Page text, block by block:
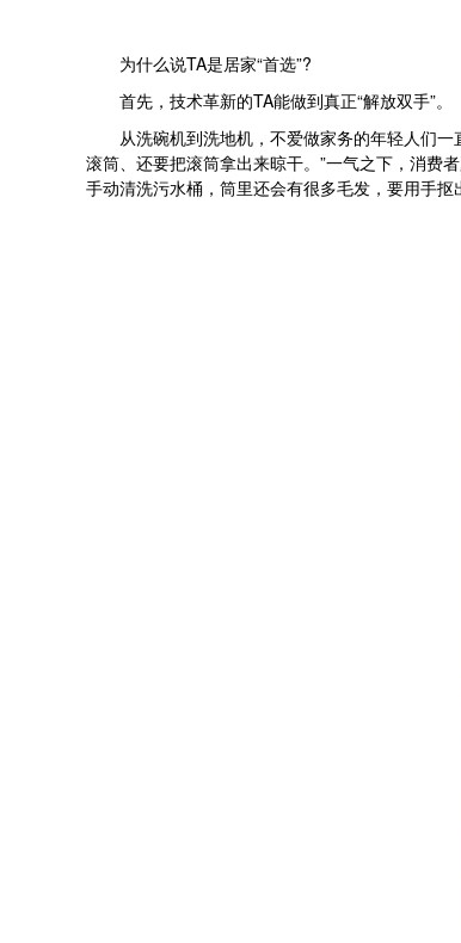
为什么说TA是居家“首选”?
首先，技术革新的TA能做到真正“解放双手”。
从洗碗机到洗地机，不爱做家务的年轻人们一
滚筒、还要把滚筒拿出来晾干。”一气之下，消费
手动清洗污水桶，筒里还会有很多毛发，要用手抠